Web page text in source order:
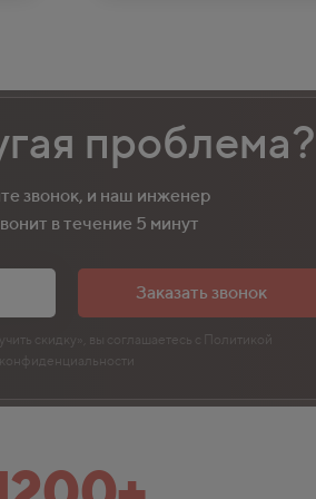
проблема?
звонок, и наш инженер
в течение 5 минут
Заказать звонок
скидку», вы соглашаетесь с Политикой
конфиденциальности